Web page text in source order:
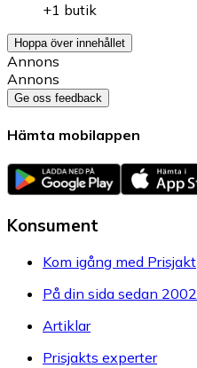
+1 butik
Hoppa över innehållet
Annons
Annons
Ge oss feedback
Hämta mobilappen
Konsument
Kom igång med Prisjakt
På din sida sedan 2002
Artiklar
Prisjakts experter